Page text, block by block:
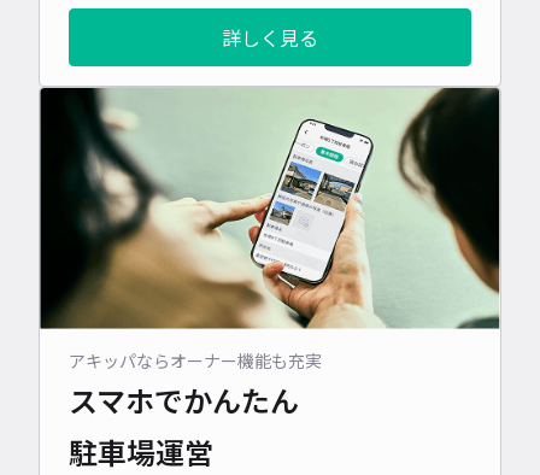
詳しく見る
アキッパならオーナー機能も充実
スマホでかんたん
駐車場運営